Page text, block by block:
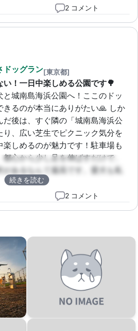
2 コメント
ドッグラン[東京都]
い！一日中楽しめる公園です🌳
と城南島海浜公園へ！ここのドッ
きるのが本当にありがたい🙏 しか
だ後は、すぐ隣の「城南島海浜公
り、広い芝生でピクニック気分を
しめるのが魅力です！駐車場も
心から少し足を伸ばすだけで、
があるなんて最高です。愛犬も私
ュできました😊💕
続きを読む
2 コメント